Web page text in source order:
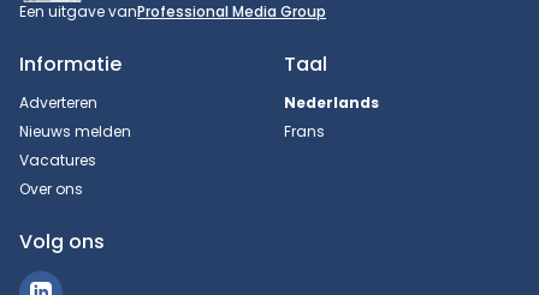
Een uitgave vanProfessional Media Group
Informatie
Adverteren
Nieuws melden
Vacatures
Over ons
Taal
Nederlands
Frans
Volg ons